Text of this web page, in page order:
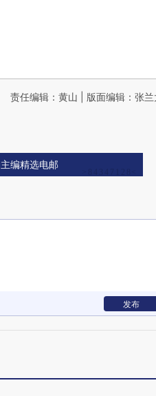
责任编辑：黄山 | 版面编辑：张兰
编精选电邮
发布